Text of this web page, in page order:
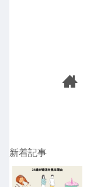
新着記事